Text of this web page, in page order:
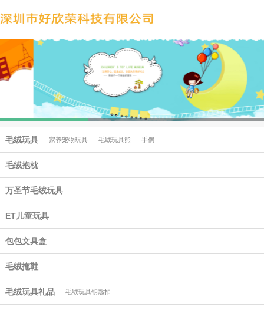
毛绒玩具 家养宠物玩具 毛绒玩具熊 手偶
毛绒抱枕
万圣节毛绒玩具
ET儿童玩具
包包文具盒
毛绒拖鞋
毛绒玩具礼品 毛绒玩具钥匙扣